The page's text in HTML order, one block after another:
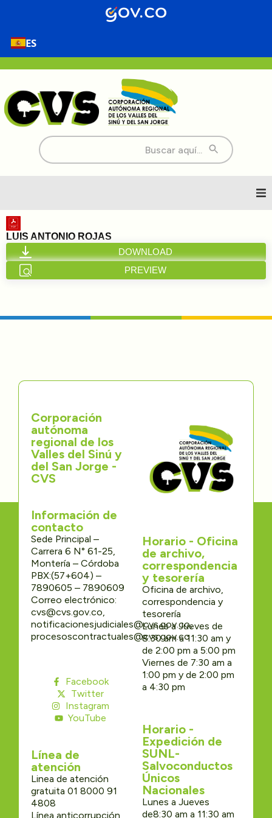
ES
Buscar:
Inicio
Nosotros
Transparencia
Participa
Trámites y Servicios
Contáctenos
LUIS ANTONIO ROJAS
DOWNLOAD
PREVIEW
Corporación
autónoma
regional de los
Valles del Sinú y
del San Jorge -
CVS
Información de
contacto
Sede Principal –
Carrera 6 N° 61-25,
Montería – Córdoba
PBX:(57+604) –
7890605 – 7890609
Correo electrónico:
cvs@cvs.gov.co,
notificacionesjudiciales@cvs.gov.co,
procesoscontractuales@cvs.gov.co
Facebook
Twitter
Instagram
YouTube
Línea de
atención
Linea de atención
gratuita 01 8000 91
4808
Línea anticorrupción
Horario - Oficina
de archivo,
correspondencia
y tesorería
Oficina de archivo,
correspondencia y
tesorería
Lunes a Jueves de
8:30 am a 11:30 am y
de 2:00 pm a 5:00 pm
Viernes de 7:30 am a
1:00 pm y de 2:00 pm
a 4:30 pm
Horario -
Expedición de
SUNL-
Salvoconductos
Únicos
Nacionales
Lunes a Jueves
de8:30 am a 11:30 am